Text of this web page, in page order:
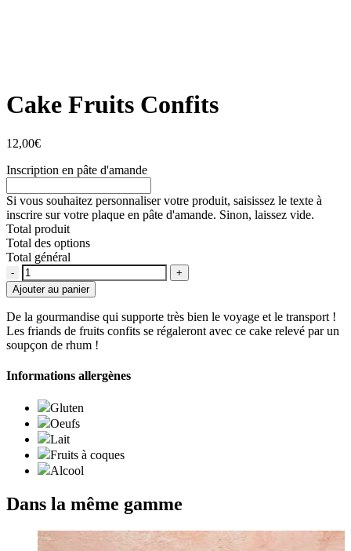
Cake Fruits Confits
12,00€
Inscription en pâte d'amande
Si vous souhaitez personnaliser votre produit, saisissez le texte à
inscrire sur votre plaque en pâte d'amande. Sinon, laissez vide.
Total produit
Total des options
Total général
Quantité
Ajouter au panier
De la gourmandise qui supporte très bien le voyage et le transport !
Les friands de fruits confits se régaleront avec ce cake relevé par un
soupçon de rhum !
Informations allergènes
Gluten
Oeufs
Lait
Fruits à coques
Alcool
Dans la même gamme